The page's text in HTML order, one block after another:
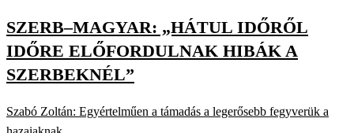
SZERB–MAGYAR: „HÁTUL IDŐRŐL
IDŐRE ELŐFORDULNAK HIBÁK A
SZERBEKNÉL”
Szabó Zoltán: Egyértelműen a támadás a legerősebb fegyverük a